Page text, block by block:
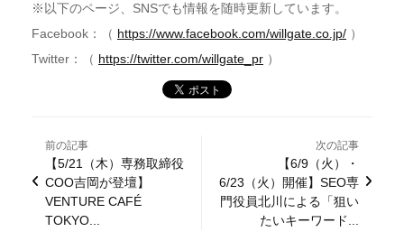
※以下のページ、SNSでも情報を随時更新しています。
Facebook：（ https://www.facebook.com/willgate.co.jp/ ）
Twitter：（ https://twitter.com/willgate_pr ）
前の記事
【5/21（木）専務取締役
COO吉岡が登壇】
VENTURE CAFÉ
TOKYO...
次の記事
【6/9（火）・
6/23（火）開催】SEO専
門役員北川による「狙い
たいキーワード...